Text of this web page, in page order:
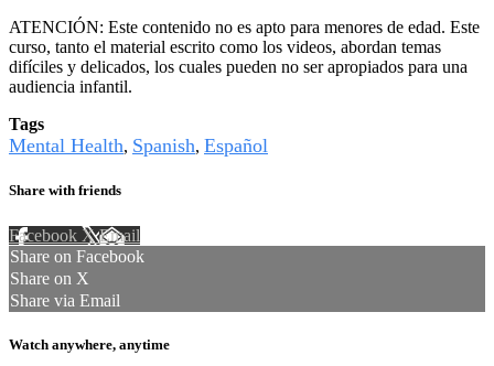
ATENCIÓN: Este contenido no es apto para menores de edad. Este
curso, tanto el material escrito como los videos, abordan temas
difíciles y delicados, los cuales pueden no ser apropiados para una
audiencia infantil.
Tags
Mental Health, Spanish, Español
Share with friends
Facebook XEmail
Share on Facebook
Share on X
Share via Email
Watch anywhere, anytime